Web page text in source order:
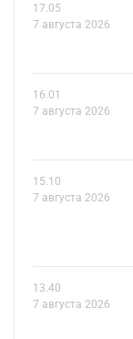
17.05
7 августа 2026
16.01
7 августа 2026
15.10
7 августа 2026
13.40
7 августа 2026